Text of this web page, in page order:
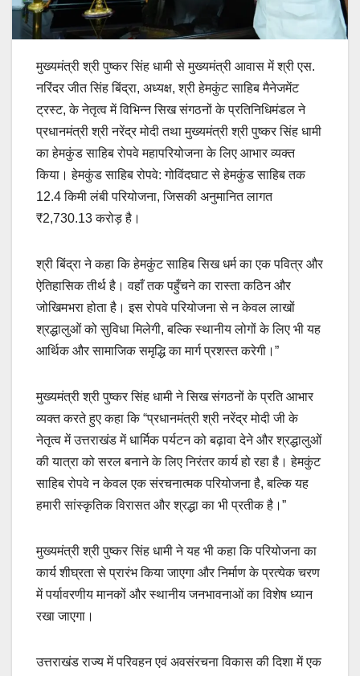
मुख्यमंत्री श्री पुष्कर सिंह धामी से मुख्यमंत्री आवास में श्री एस.
नरिंदर जीत सिंह बिंद्रा, अध्यक्ष, श्री हेमकुंट साहिब मैनेजमेंट
ट्रस्ट, के नेतृत्व में विभिन्न सिख संगठनों के प्रतिनिधिमंडल ने
प्रधानमंत्री श्री नरेंद्र मोदी तथा मुख्यमंत्री श्री पुष्कर सिंह धामी
का हेमकुंड साहिब रोपवे महापरियोजना के लिए आभार व्यक्त
किया। हेमकुंड साहिब रोपवे: गोविंदघाट से हेमकुंड साहिब तक
12.4 किमी लंबी परियोजना, जिसकी अनुमानित लागत
₹2,730.13 करोड़ है।
श्री बिंद्रा ने कहा कि हेमकुंट साहिब सिख धर्म का एक पवित्र और
ऐतिहासिक तीर्थ है। वहाँ तक पहुँचने का रास्ता कठिन और
जोखिमभरा होता है। इस रोपवे परियोजना से न केवल लाखों
श्रद्धालुओं को सुविधा मिलेगी, बल्कि स्थानीय लोगों के लिए भी यह
आर्थिक और सामाजिक समृद्धि का मार्ग प्रशस्त करेगी।”
मुख्यमंत्री श्री पुष्कर सिंह धामी ने सिख संगठनों के प्रति आभार
व्यक्त करते हुए कहा कि “प्रधानमंत्री श्री नरेंद्र मोदी जी के
नेतृत्व में उत्तराखंड में धार्मिक पर्यटन को बढ़ावा देने और श्रद्धालुओं
की यात्रा को सरल बनाने के लिए निरंतर कार्य हो रहा है। हेमकुंट
साहिब रोपवे न केवल एक संरचनात्मक परियोजना है, बल्कि यह
हमारी सांस्कृतिक विरासत और श्रद्धा का भी प्रतीक है।”
मुख्यमंत्री श्री पुष्कर सिंह धामी ने यह भी कहा कि परियोजना का
कार्य शीघ्रता से प्रारंभ किया जाएगा और निर्माण के प्रत्येक चरण
में पर्यावरणीय मानकों और स्थानीय जनभावनाओं का विशेष ध्यान
रखा जाएगा।
उत्तराखंड राज्य में परिवहन एवं अवसंरचना विकास की दिशा में एक